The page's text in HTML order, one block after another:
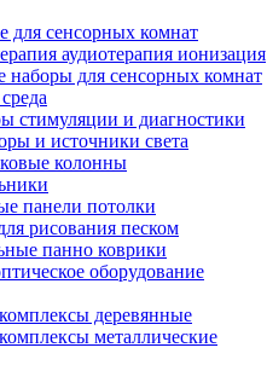
для сенсорных комнат
аудиотерапия ионизация
наборы для сенсорных комнат
стимуляции и диагностики
и источники света
колонны
панели потолки
рисования песком
панно коврики
оборудование
деревянные
металлические